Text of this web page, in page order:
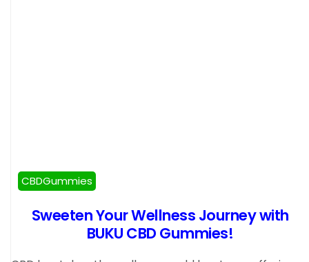
CBDGummies
Sweeten Your Wellness Journey with
BUKU CBD Gummies!